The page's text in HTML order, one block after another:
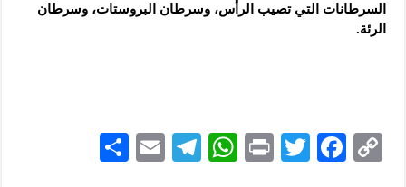
السرطانات التي تصيب الرأس، وسرطان البروستات، وسرطان
الرئة.
C
F
T
P
W
Te
E